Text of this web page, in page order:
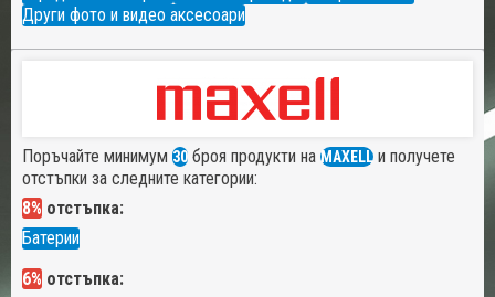
Други фото и видео аксесоари
Поръчайте минимум 30 броя продукти на MAXELL и получете
отстъпки за следните категории:
8% отстъпка:
Батерии
6% отстъпка: